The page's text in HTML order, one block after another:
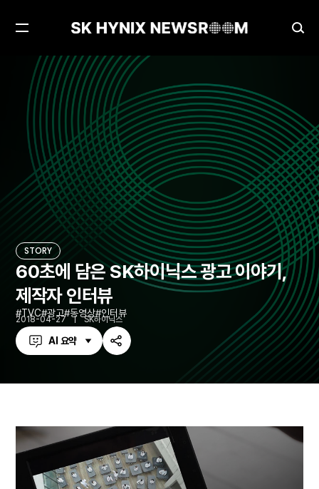
검
메
기
STORY
60초에 담은 SK하이닉스 광고 이야기,
제작자 인터뷰
TVC 광고 동영상 인터뷰
2018-04-27 SK하이닉스
AI 요약
공
하
60초에 담은 SK하이닉스 광고 이야기, 제작자 인터뷰